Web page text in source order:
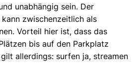
unabhängig sein. Der
zwischenzeitlich als
Vorteil hier ist, dass das
bis auf den Parkplatz
allerdings: surfen ja, streamen